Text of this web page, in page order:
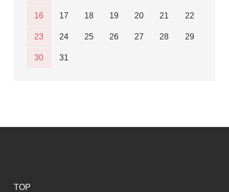
16 17 18 19 20 21 22
23 24 25 26 27 28 29
30 31
TOP